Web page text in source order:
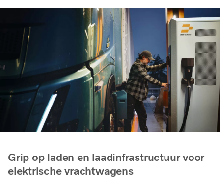
Grip op laden en laadinfrastructuur voor
elektrische vrachtwagens